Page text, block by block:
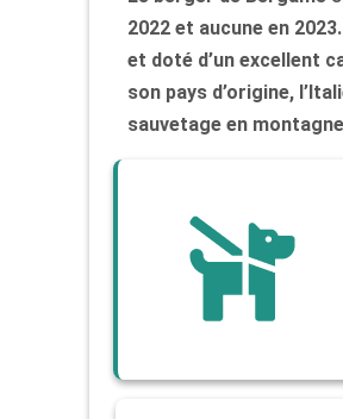
2022 et aucune en
et doté d’un excellent
son pays d’origine,
sauvetage en